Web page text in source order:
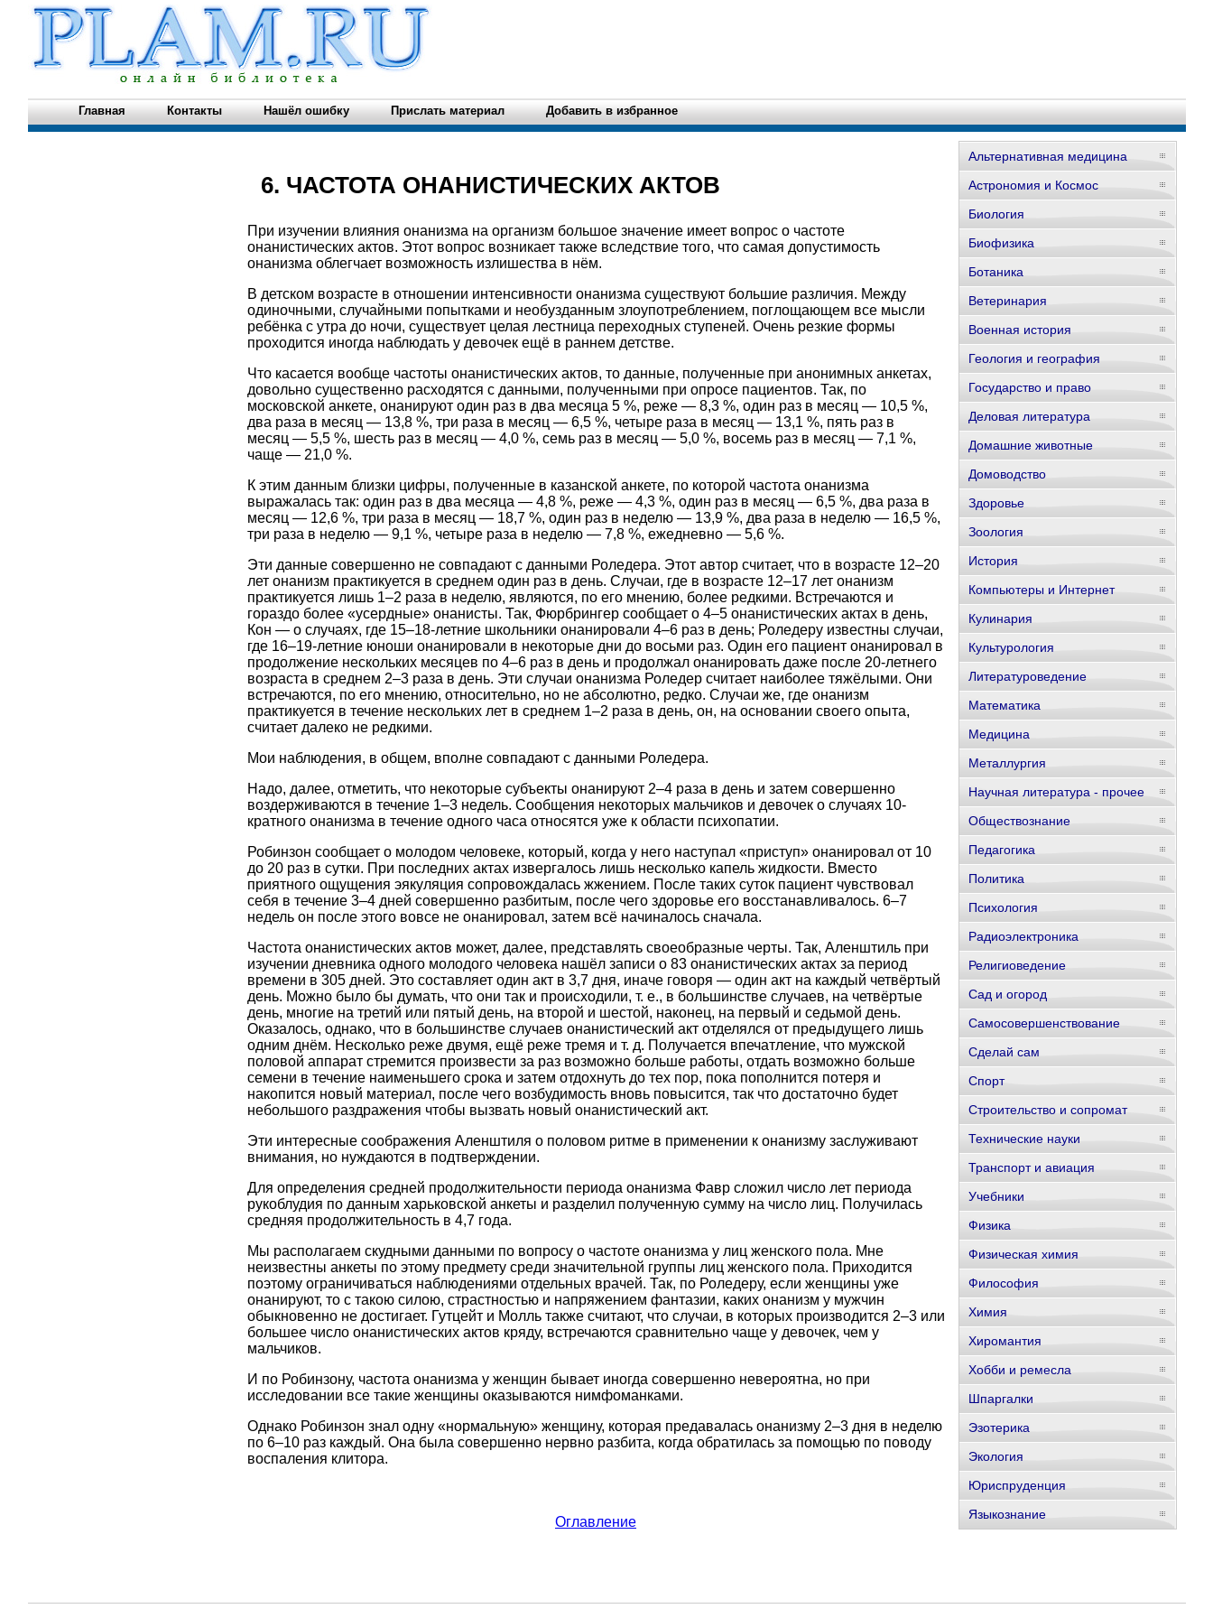
Главная Контакты Нашёл ошибку Прислать материал Добавить в избранное
6. ЧАСТОТА ОНАНИСТИЧЕСКИХ АКТОВ
При изучении влияния онанизма на организм большое значение имеет вопрос о частоте
онанистических актов. Этот вопрос возникает также вследствие того, что самая допустимость
онанизма облегчает возможность излишества в нём.
В детском возрасте в отношении интенсивности онанизма существуют большие различия. Между
одиночными, случайными попытками и необузданным злоупотреблением, поглощающем все мысли
ребёнка с утра до ночи, существует целая лестница переходных ступеней. Очень резкие формы
проходится иногда наблюдать у девочек ещё в раннем детстве.
Что касается вообще частоты онанистических актов, то данные, полученные при анонимных анкетах,
довольно существенно расходятся с данными, полученными при опросе пациентов. Так, по
московской анкете, онанируют один раз в два месяца 5 %, реже — 8,3 %, один раз в месяц — 10,5 %,
два раза в месяц — 13,8 %, три раза в месяц — 6,5 %, четыре раза в месяц — 13,1 %, пять раз в
месяц — 5,5 %, шесть раз в месяц — 4,0 %, семь раз в месяц — 5,0 %, восемь раз в месяц — 7,1 %,
чаще — 21,0 %.
К этим данным близки цифры, полученные в казанской анкете, по которой частота онанизма
выражалась так: один раз в два месяца — 4,8 %, реже — 4,3 %, один раз в месяц — 6,5 %, два раза в
месяц — 12,6 %, три раза в месяц — 18,7 %, один раз в неделю — 13,9 %, два раза в неделю — 16,5 %,
три раза в неделю — 9,1 %, четыре раза в неделю — 7,8 %, ежедневно — 5,6 %.
Эти данные совершенно не совпадают с данными Роледера. Этот автор считает, что в возрасте 12–20
лет онанизм практикуется в среднем один раз в день. Случаи, где в возрасте 12–17 лет онанизм
практикуется лишь 1–2 раза в неделю, являются, по его мнению, более редкими. Встречаются и
гораздо более «усердные» онанисты. Так, Фюрбрингер сообщает о 4–5 онанистических актах в день,
Кон — о случаях, где 15–18-летние школьники онанировали 4–6 раз в день; Роледеру известны случаи,
где 16–19-летние юноши онанировали в некоторые дни до восьми раз. Один его пациент онанировал в
продолжение нескольких месяцев по 4–6 раз в день и продолжал онанировать даже после 20-летнего
возраста в среднем 2–3 раза в день. Эти случаи онанизма Роледер считает наиболее тяжёлыми. Они
встречаются, по его мнению, относительно, но не абсолютно, редко. Случаи же, где онанизм
практикуется в течение нескольких лет в среднем 1–2 раза в день, он, на основании своего опыта,
считает далеко не редкими.
Мои наблюдения, в общем, вполне совпадают с данными Роледера.
Надо, далее, отметить, что некоторые субъекты онанируют 2–4 раза в день и затем совершенно
воздерживаются в течение 1–3 недель. Сообщения некоторых мальчиков и девочек о случаях 10-
кратного онанизма в течение одного часа относятся уже к области психопатии.
Робинзон сообщает о молодом человеке, который, когда у него наступал «приступ» онанировал от 10
до 20 раз в сутки. При последних актах извергалось лишь несколько капель жидкости. Вместо
приятного ощущения эякуляция сопровождалась жжением. После таких суток пациент чувствовал
себя в течение 3–4 дней совершенно разбитым, после чего здоровье его восстанавливалось. 6–7
недель он после этого вовсе не онанировал, затем всё начиналось сначала.
Частота онанистических актов может, далее, представлять своеобразные черты. Так, Аленштиль при
изучении дневника одного молодого человека нашёл записи о 83 онанистических актах за период
времени в 305 дней. Это составляет один акт в 3,7 дня, иначе говоря — один акт на каждый четвёртый
день. Можно было бы думать, что они так и происходили, т. е., в большинстве случаев, на четвёртые
день, многие на третий или пятый день, на второй и шестой, наконец, на первый и седьмой день.
Оказалось, однако, что в большинстве случаев онанистический акт отделялся от предыдущего лишь
одним днём. Несколько реже двумя, ещё реже тремя и т. д. Получается впечатление, что мужской
половой аппарат стремится произвести за раз возможно больше работы, отдать возможно больше
семени в течение наименьшего срока и затем отдохнуть до тех пор, пока пополнится потеря и
накопится новый материал, после чего возбудимость вновь повысится, так что достаточно будет
небольшого раздражения чтобы вызвать новый онанистический акт.
Эти интересные соображения Аленштиля о половом ритме в применении к онанизму заслуживают
внимания, но нуждаются в подтверждении.
Для определения средней продолжительности периода онанизма Фавр сложил число лет периода
рукоблудия по данным харьковской анкеты и разделил полученную сумму на число лиц. Получилась
средняя продолжительность в 4,7 года.
Мы располагаем скудными данными по вопросу о частоте онанизма у лиц женского пола. Мне
неизвестны анкеты по этому предмету среди значительной группы лиц женского пола. Приходится
поэтому ограничиваться наблюдениями отдельных врачей. Так, по Роледеру, если женщины уже
онанируют, то с такою силою, страстностью и напряжением фантазии, каких онанизм у мужчин
обыкновенно не достигает. Гутцейт и Молль также считают, что случаи, в которых производится 2–3 или
большее число онанистических актов кряду, встречаются сравнительно чаще у девочек, чем у
мальчиков.
И по Робинзону, частота онанизма у женщин бывает иногда совершенно невероятна, но при
исследовании все такие женщины оказываются нимфоманками.
Однако Робинзон знал одну «нормальную» женщину, которая предавалась онанизму 2–3 дня в неделю
по 6–10 раз каждый. Она была совершенно нервно разбита, когда обратилась за помощью по поводу
воспаления клитора.
Оглавление
Альтернативная медицина
Астрономия и Космос
Биология
Биофизика
Ботаника
Ветеринария
Военная история
Геология и география
Государство и право
Деловая литература
Домашние животные
Домоводство
Здоровье
Зоология
История
Компьютеры и Интернет
Кулинария
Культурология
Литературоведение
Математика
Медицина
Металлургия
Научная литература - прочее
Обществознание
Педагогика
Политика
Психология
Радиоэлектроника
Религиоведение
Сад и огород
Самосовершенствование
Сделай сам
Спорт
Строительство и сопромат
Технические науки
Транспорт и авиация
Учебники
Физика
Физическая химия
Философия
Химия
Хиромантия
Хобби и ремесла
Шпаргалки
Эзотерика
Экология
Юриспруденция
Языкознание